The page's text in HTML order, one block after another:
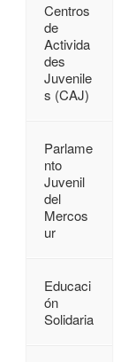
Centros
de
Activida
des
Juvenile
s (CAJ)
Parlame
nto
Juvenil
del
Mercos
ur
Educaci
ón
Solidaria